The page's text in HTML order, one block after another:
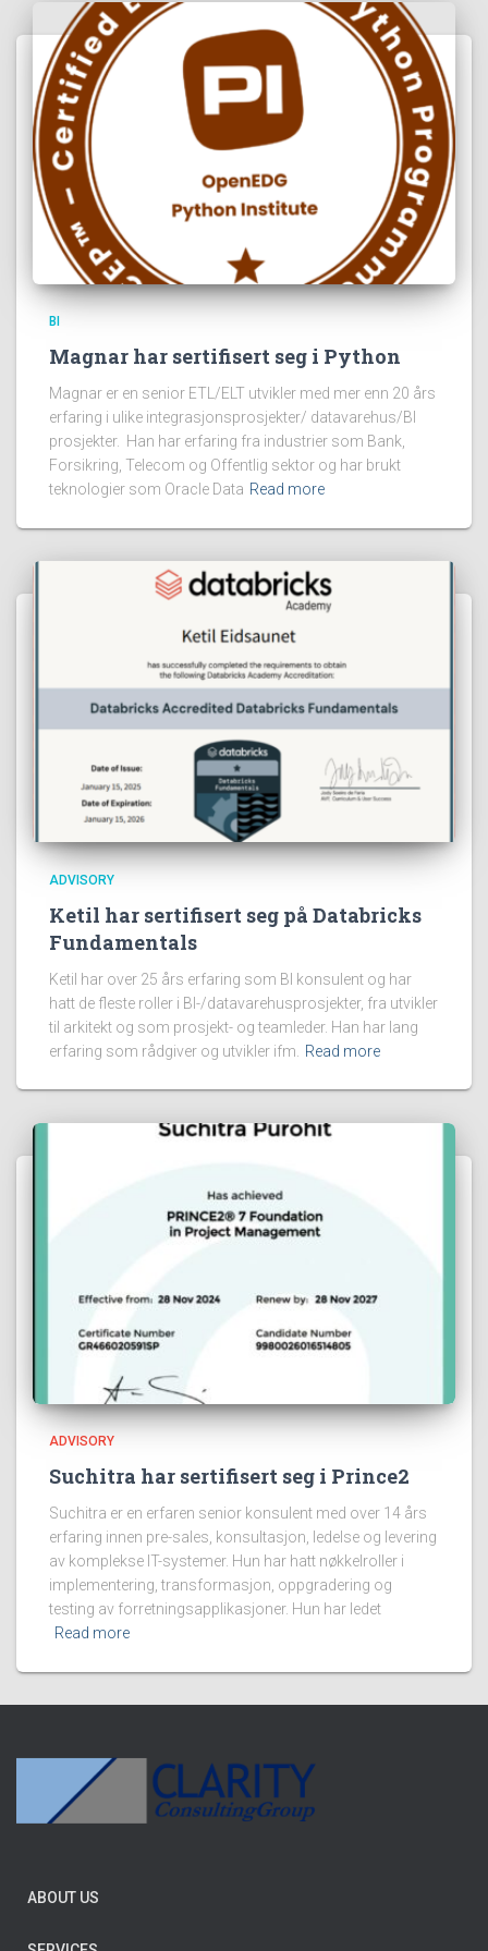
BI
Magnar har sertifisert seg i Python
Magnar er en senior ETL/ELT utvikler med mer enn 20 års
erfaring i ulike integrasjonsprosjekter/ datavarehus/BI
prosjekter. Han har erfaring fra industrier som Bank,
Forsikring, Telecom og Offentlig sektor og har brukt
teknologier som Oracle Data Read more
ADVISORY
Ketil har sertifisert seg på Databricks
Fundamentals
Ketil har over 25 års erfaring som BI konsulent og har
hatt de fleste roller i BI-/datavarehusprosjekter, fra utvikler
til arkitekt og som prosjekt- og teamleder. Han har lang
erfaring som rådgiver og utvikler ifm.
Read more
ADVISORY
Suchitra har sertifisert seg i Prince2
Suchitra er en erfaren senior konsulent med over 14 års
erfaring innen pre-sales, konsultasjon, ledelse og levering
av komplekse IT-systemer. Hun har hatt nøkkelroller i
implementering, transformasjon, oppgradering og
testing av forretningsapplikasjoner. Hun har ledet
Read more
ABOUT US